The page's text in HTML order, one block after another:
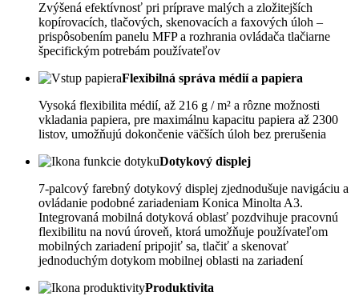
Zvýšená efektívnosť pri príprave malých a zložitejších
kopírovacích, tlačových, skenovacích a faxových úloh –
prispôsobením panelu MFP a rozhrania ovládača tlačiarne
špecifickým potrebám používateľov
Flexibilná správa médií a papiera
Vysoká flexibilita médií, až 216 g / m² a rôzne možnosti
vkladania papiera, pre maximálnu kapacitu papiera až 2300
listov, umožňujú dokončenie väčších úloh bez prerušenia
Dotykový displej
7-palcový farebný dotykový displej zjednodušuje navigáciu a
ovládanie podobné zariadeniam Konica Minolta A3.
Integrovaná mobilná dotyková oblasť pozdvihuje pracovnú
flexibilitu na novú úroveň, ktorá umožňuje používateľom
mobilných zariadení pripojiť sa, tlačiť a skenovať
jednoduchým dotykom mobilnej oblasti na zariadení
Produktivita